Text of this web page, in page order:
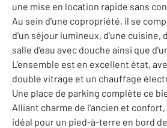
une mise en location rapide sans
Au sein d'une copropriété, il se
d'un séjour lumineux, d'une cuisine,
salle d'eau avec douche ainsi que
L'ensemble est en excellent état,
double vitrage et un chauffage
Une place de parking complète ce
Alliant charme de l'ancien et
idéal pour un pied-à-terre en bord